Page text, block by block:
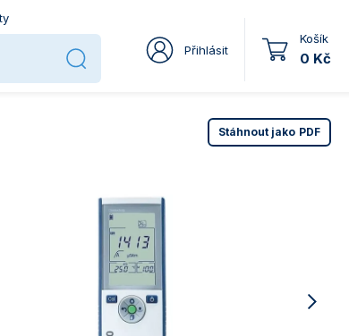
Přihlásit
Košík
0 Kč
Stáhnout jako PDF